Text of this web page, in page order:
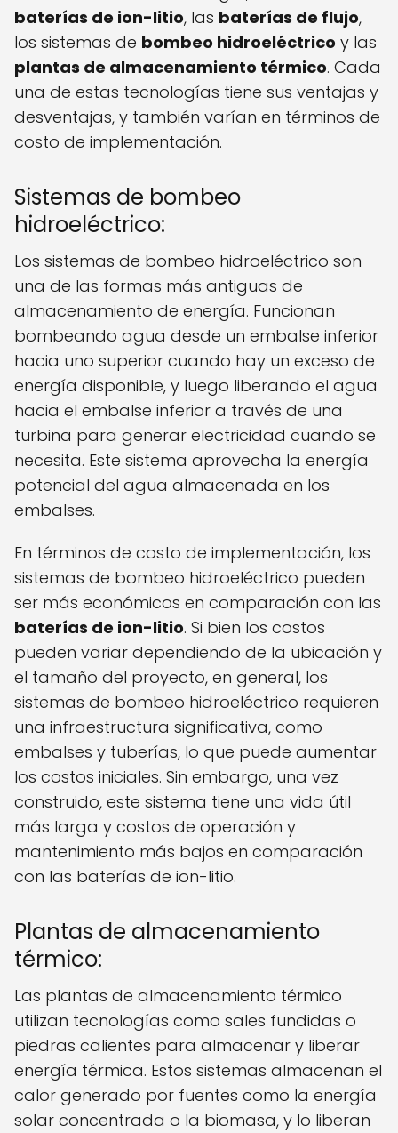
baterías de ion-litio, las baterías de flujo,
los sistemas de bombeo hidroeléctrico y las
plantas de almacenamiento térmico. Cada
una de estas tecnologías tiene sus ventajas y
desventajas, y también varían en términos de
costo de implementación.
Sistemas de bombeo
hidroeléctrico:
Los sistemas de bombeo hidroeléctrico son
una de las formas más antiguas de
almacenamiento de energía. Funcionan
bombeando agua desde un embalse inferior
hacia uno superior cuando hay un exceso de
energía disponible, y luego liberando el agua
hacia el embalse inferior a través de una
turbina para generar electricidad cuando se
necesita. Este sistema aprovecha la energía
potencial del agua almacenada en los
embalses.
En términos de costo de implementación, los
sistemas de bombeo hidroeléctrico pueden
ser más económicos en comparación con las
baterías de ion-litio. Si bien los costos
pueden variar dependiendo de la ubicación y
el tamaño del proyecto, en general, los
sistemas de bombeo hidroeléctrico requieren
una infraestructura significativa, como
embalses y tuberías, lo que puede aumentar
los costos iniciales. Sin embargo, una vez
construido, este sistema tiene una vida útil
más larga y costos de operación y
mantenimiento más bajos en comparación
con las baterías de ion-litio.
Plantas de almacenamiento
térmico:
Las plantas de almacenamiento térmico
utilizan tecnologías como sales fundidas o
piedras calientes para almacenar y liberar
energía térmica. Estos sistemas almacenan el
calor generado por fuentes como la energía
solar concentrada o la biomasa, y lo liberan